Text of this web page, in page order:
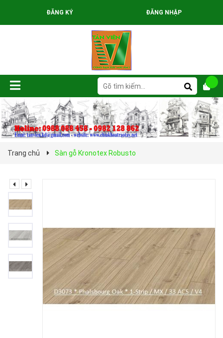
ĐĂNG KÝ ĐĂNG NHẬP
Trang chủ Sàn gỗ Kronotex Robusto